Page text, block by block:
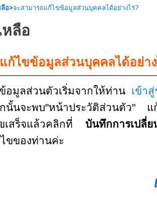
ลือ>จะสามารถแก้ไขข้อมูลส่วนบุคคลได้อย่างไร?
หลือ
ก้ไขข้อมูลส่วนบุคคลได้อย่า
อมูลส่วนตัวเริ่มจากให้ท่าน เข้า
นจะพบ"หน้าประวัติส่วนตัว" แ
เสร็จแล้วคลิกที่ บันทึกการเปลี่ย
ขของท่านค่ะ